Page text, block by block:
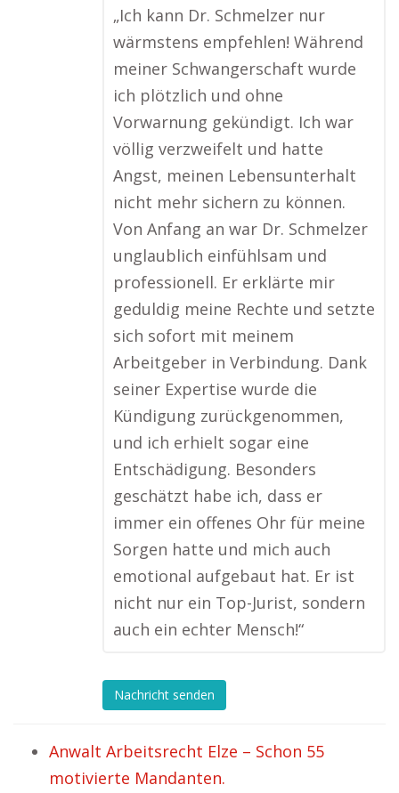
„Ich kann Dr. Schmelzer nur
wärmstens empfehlen! Während
meiner Schwangerschaft wurde
ich plötzlich und ohne
Vorwarnung gekündigt. Ich war
völlig verzweifelt und hatte
Angst, meinen Lebensunterhalt
nicht mehr sichern zu können.
Von Anfang an war Dr. Schmelzer
unglaublich einfühlsam und
professionell. Er erklärte mir
geduldig meine Rechte und setzte
sich sofort mit meinem
Arbeitgeber in Verbindung. Dank
seiner Expertise wurde die
Kündigung zurückgenommen,
und ich erhielt sogar eine
Entschädigung. Besonders
geschätzt habe ich, dass er
immer ein offenes Ohr für meine
Sorgen hatte und mich auch
emotional aufgebaut hat. Er ist
nicht nur ein Top-Jurist, sondern
auch ein echter Mensch!“
Nachricht senden
Anwalt Arbeitsrecht Elze – Schon 55
motivierte Mandanten.